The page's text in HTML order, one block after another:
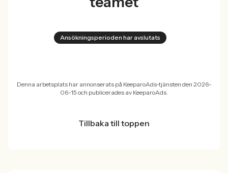
Ansökningsperioden har avslutats
Denna arbetsplats har annonserats på KeeparoAds-tjänsten den 2026-
06-15 och publicerades av KeeparoAds.
Tillbaka till toppen